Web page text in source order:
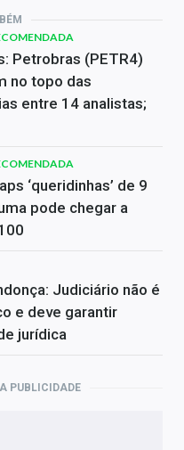
Petrobras (PETR4)
no topo das
entre 14 analistas;
‘queridinhas’ de 9
pode chegar a
Judiciário não é
e deve garantir
jurídica
PUBLICIDADE